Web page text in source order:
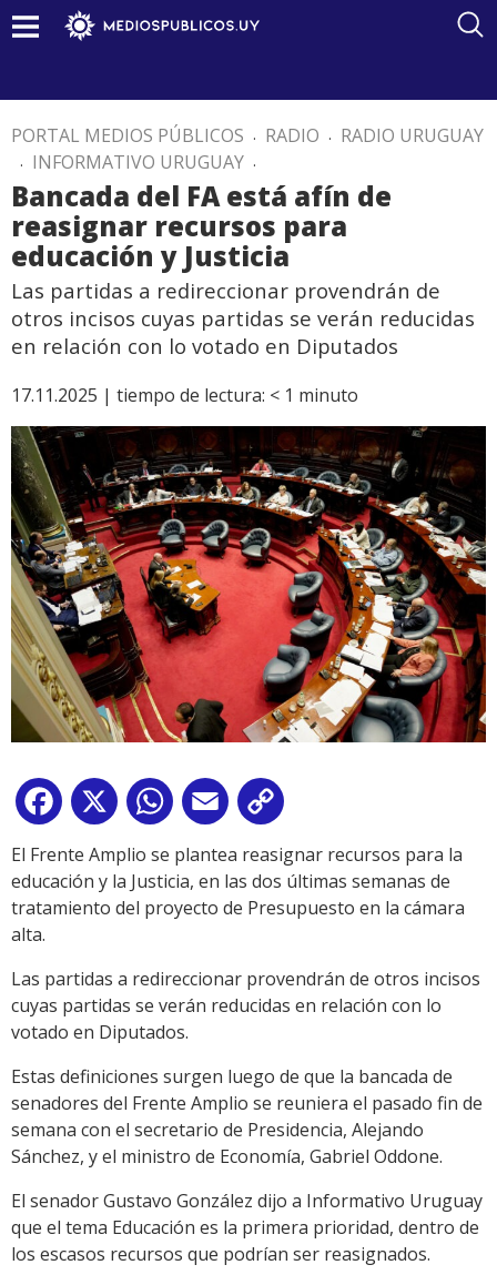
PORTAL MEDIOS PÚBLICOS . RADIO . RADIO URUGUAY
. INFORMATIVO URUGUAY .
Bancada del FA está afín de
reasignar recursos para
educación y Justicia
Las partidas a redireccionar provendrán de
otros incisos cuyas partidas se verán reducidas
en relación con lo votado en Diputados
17.11.2025 | tiempo de lectura: < 1 minuto
Facebook
X WhatsApp
Email
Link
El Frente Amplio se plantea reasignar recursos para la
educación y la Justicia, en las dos últimas semanas de
tratamiento del proyecto de Presupuesto en la cámara
alta.
Las partidas a redireccionar provendrán de otros incisos
cuyas partidas se verán reducidas en relación con lo
votado en Diputados.
Estas definiciones surgen luego de que la bancada de
senadores del Frente Amplio se reuniera el pasado fin de
semana con el secretario de Presidencia, Alejando
Sánchez, y el ministro de Economía, Gabriel Oddone.
El senador Gustavo González dijo a Informativo Uruguay
que el tema Educación es la primera prioridad, dentro de
los escasos recursos que podrían ser reasignados.